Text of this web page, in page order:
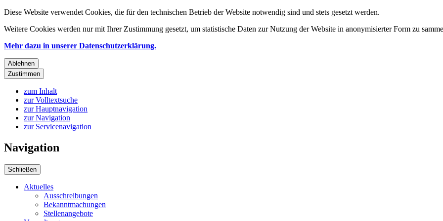
Diese Website verwendet Cookies, die für den technischen Betrieb der Website notwendig sind und stets gesetzt werden.
Weitere Cookies werden nur mit Ihrer Zustimmung gesetzt, um statistische Daten zur Nutzung der Website in anonymisierter Form zu
Mehr dazu in unserer Datenschutzerklärung.
Ablehnen
Zustimmen
zum Inhalt
zur Volltextsuche
zur Hauptnavigation
zur Navigation
zur Servicenavigation
Navigation
Schließen
Aktuelles
Ausschreibungen
Bekanntmachungen
Stellenangebote